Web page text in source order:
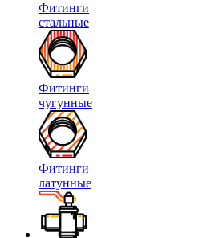
Фитинги
стальные
Фитинги
чугунные
Фитинги
латунные